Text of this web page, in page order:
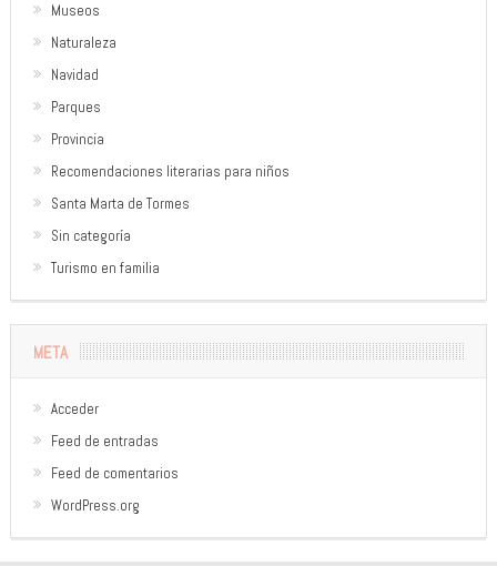
Museos
Naturaleza
Navidad
Parques
Provincia
Recomendaciones literarias para niños
Santa Marta de Tormes
Sin categoría
Turismo en familia
META
Acceder
Feed de entradas
Feed de comentarios
WordPress.org